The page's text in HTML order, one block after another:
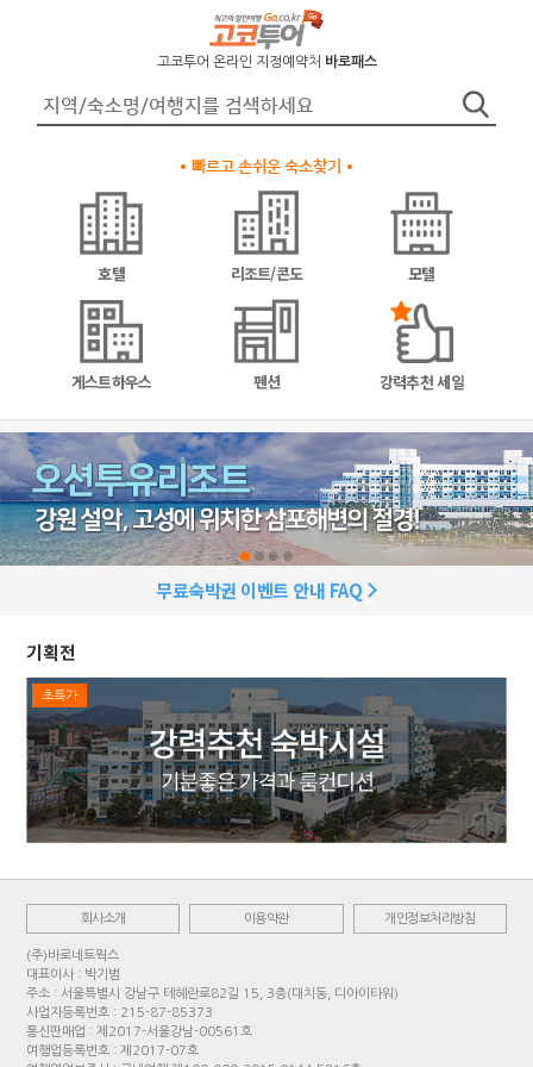
고코투어 온라인 지정예약처 바로패스
빠르고 손쉬운 숙소찾기
호텔 리조트/콘도 모텔
게스트하우스 펜션 강력추천 세일
무료숙박권 이벤트 안내 FAQ
기획전
초특가
회사소개 이용약관 개인정보처리방침
(주)바로네트웍스
대표이사 : 박기범
주소 : 서울특별시 강남구 테헤란로82길 15, 3층(대치동, 디아이타워)
사업자등록번호 : 215-87-85373
통신판매업 : 제2017-서울강남-00561호
여행업등록번호 : 제2017-07호